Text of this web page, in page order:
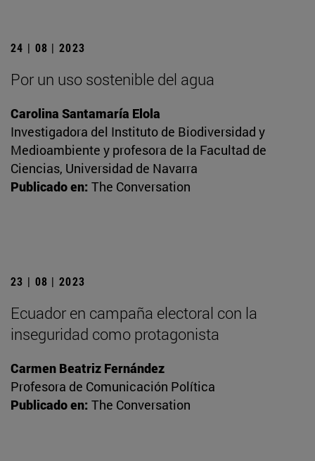
24 | 08 | 2023
Por un uso sostenible del agua
Carolina Santamaría Elola
Investigadora del Instituto de Biodiversidad y
Medioambiente y profesora de la Facultad de
Ciencias, Universidad de Navarra
Publicado en: The Conversation
23 | 08 | 2023
Ecuador en campaña electoral con la
inseguridad como protagonista
Carmen Beatriz Fernández
Profesora de Comunicación Política
Publicado en: The Conversation